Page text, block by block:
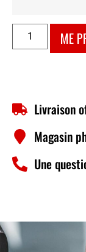
ME
Livraison
Magasin
Une